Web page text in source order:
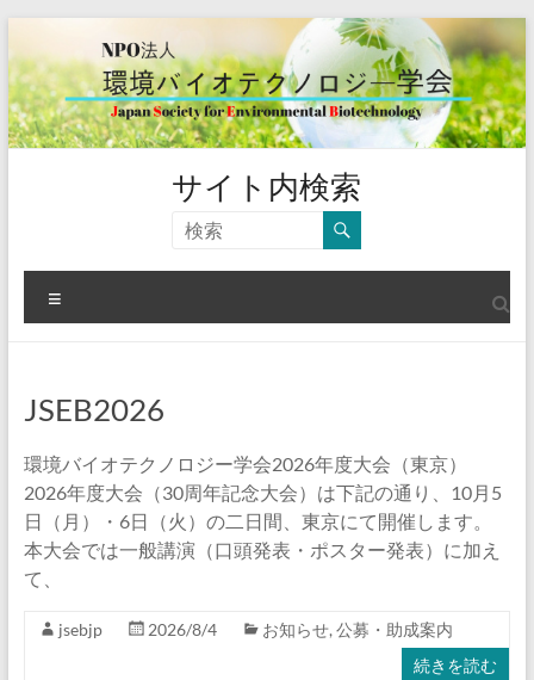
ン
テ
ン
ツ
へ
バ
イ
テ
ク
ノ
ロ
ジ
ー
サイト内検索
ニ
JSEB2026
環境バイオテクノロジー学会2026年度大会（東京）
2026年度大会（30周年記念大会）は下記の通り、10月5
日（月）・6日（火）の二日間、東京にて開催します。
本大会では一般講演（口頭発表・ポスター発表）に加え
て、
jsebjp 2026/8/4 お知らせ, 公募・助成案内
続きを読む